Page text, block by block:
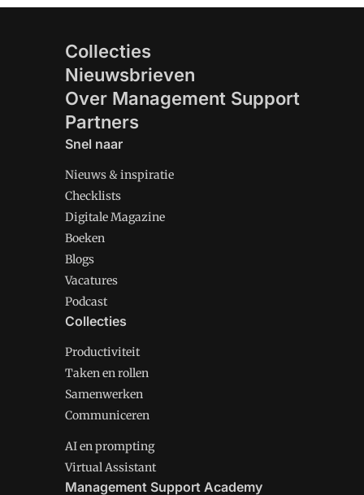
Collecties
Nieuwsbrieven
Over Management Support
Partners
Snel naar
Nieuws & inspiratie
Checklists
Digitale Magazine
Boeken
Blogs
Vacatures
Podcast
Collecties
Productiviteit
Taken en rollen
Samenwerken
Communiceren
AI en prompting
Virtual Assistant
Management Support Academy